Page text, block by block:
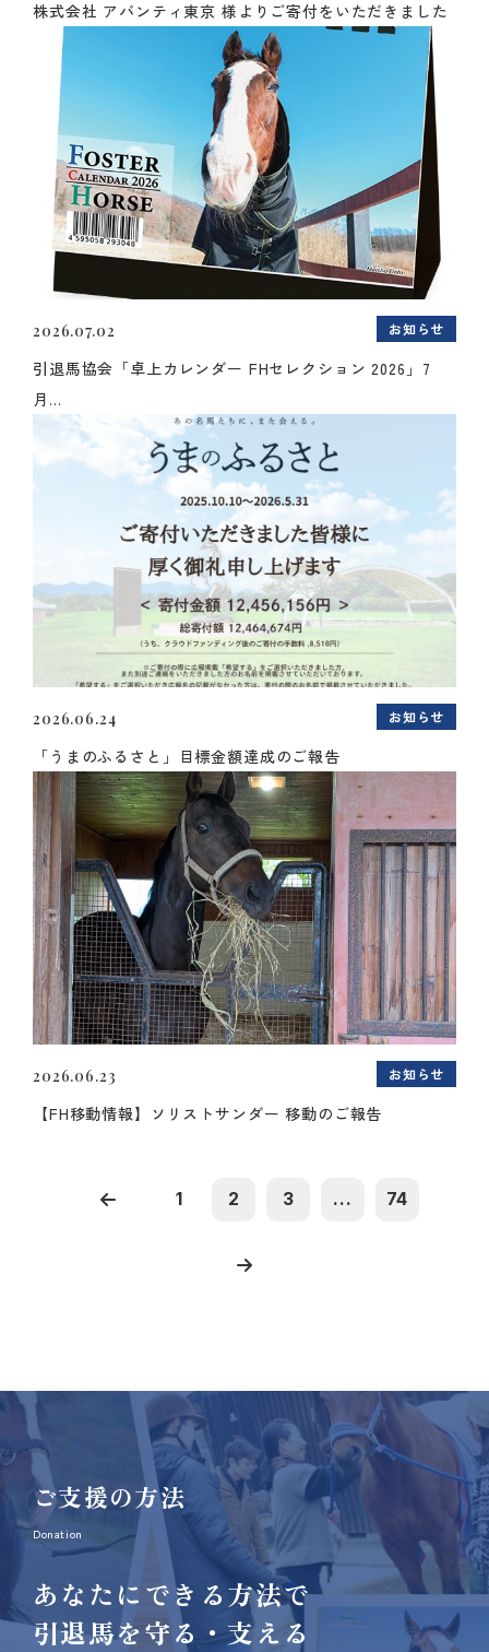
株式会社 アバンティ東京 様よりご寄付をいただきました
2026.07.02 お知らせ
引退馬協会「卓上カレンダー FHセレクション 2026」7
月...
2026.06.24 お知らせ
「うまのふるさと」目標金額達成のご報告
2026.06.23 お知らせ
【FH移動情報】ソリストサンダー 移動のご報告
1 2 3 ... 74
ご支援の方法
Donation
あなたにできる方法で
引退馬を守る・支える